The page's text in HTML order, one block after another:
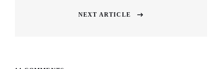
NEXT ARTICLE